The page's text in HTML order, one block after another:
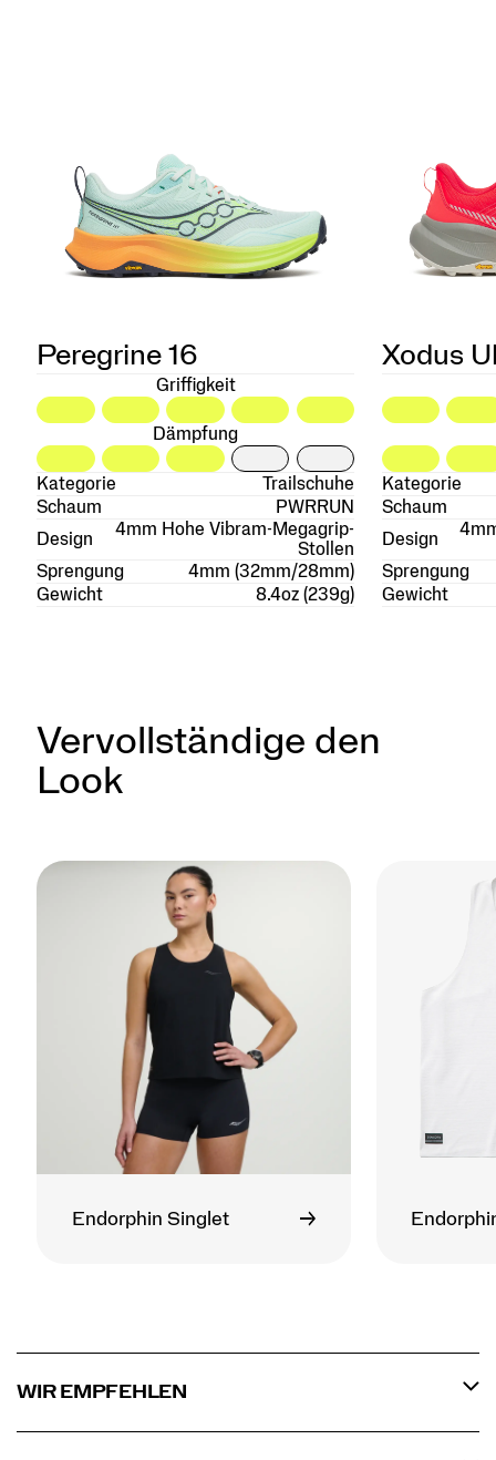
Peregrine 16
Griffigkeit
Dämpfung
Kategorie
Trailschuhe
Schaum
PWRRUN
Design
4mm Hohe Vibram-Megagrip-
Stollen
Sprengung
4mm (32mm/28mm)
Gewicht
8.4oz (239g)
Xodus
Kategorie
Schaum
Design
Sprengung
Gewicht
Vervollständige den
Look
Endorphin Singlet
WIR EMPFEHLEN